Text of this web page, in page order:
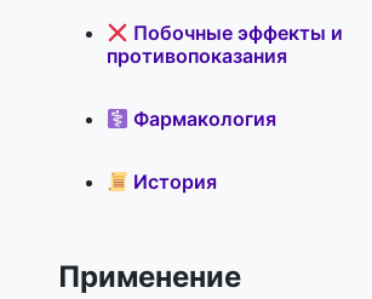
Побочные эффекты и
противопоказания
Фармакология
История
Применение